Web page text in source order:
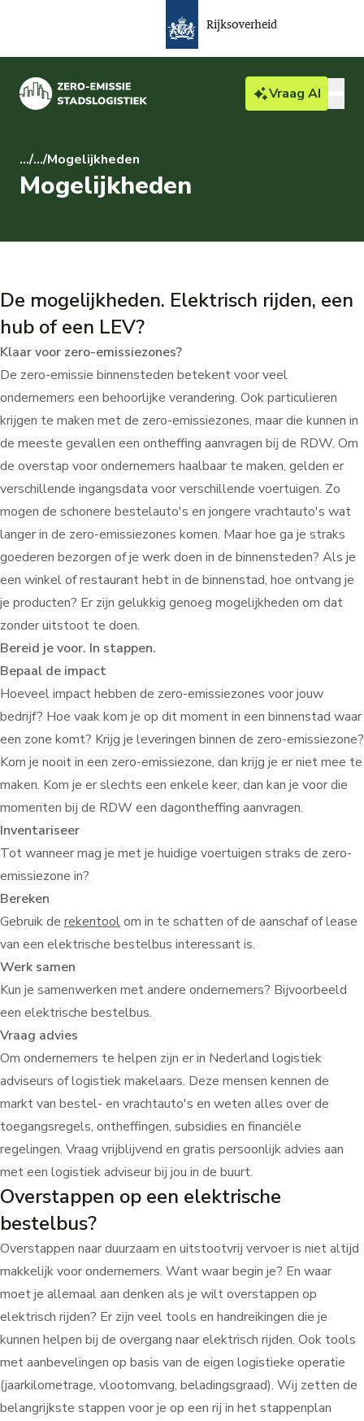
Rijksoverheid
Vraag AI
Bedrijven & particulieren
Actueel
Over ZES
.../.../Mogelijkheden
Mogelijkheden
De mogelijkheden. Elektrisch rijden, een
hub of een LEV?
Klaar voor zero-emissiezones?
De zero-emissie binnensteden betekent voor veel
ondernemers een behoorlijke verandering. Ook particulieren
krijgen te maken met de zero-emissiezones, maar die kunnen in
de meeste gevallen een ontheffing aanvragen bij de RDW. Om
de overstap voor ondernemers haalbaar te maken, gelden er
verschillende ingangsdata voor verschillende voertuigen. Zo
mogen de schonere bestelauto's en jongere vrachtauto's wat
langer in de zero-emissiezones komen. Maar hoe ga je straks
goederen bezorgen of je werk doen in de binnensteden? Als je
een winkel of restaurant hebt in de binnenstad, hoe ontvang je
je producten? Er zijn gelukkig genoeg mogelijkheden om dat
zonder uitstoot te doen.
Bereid je voor. In stappen.
Bepaal de impact
Hoeveel impact hebben de zero-emissiezones voor jouw
bedrijf? Hoe vaak kom je op dit moment in een binnenstad waar
een zone komt? Krijg je leveringen binnen de zero-emissiezone?
Kom je nooit in een zero-emissiezone, dan krijg je er niet mee te
maken. Kom je er slechts een enkele keer, dan kan je voor die
momenten bij de RDW een dagontheffing aanvragen.
Inventariseer
Tot wanneer mag je met je huidige voertuigen straks de zero-
emissiezone in?
Bereken
Gebruik de rekentoolom in te schatten of de aanschaf of lease
van een elektrische bestelbus interessant is.
Werk samen
Kun je samenwerken met andere ondernemers? Bijvoorbeeld
een elektrische bestelbus.
Vraag advies
Om ondernemers te helpen zijn er in Nederland logistiek
adviseurs of logistiek makelaars. Deze mensen kennen de
markt van bestel- en vrachtauto's en weten alles over de
toegangsregels, ontheffingen, subsidies en financiële
regelingen. Vraag vrijblijvend en gratis persoonlijk advies aan
met een logistiek adviseur bij jou in de buurt.
Overstappen op een elektrische
bestelbus?
Overstappen naar duurzaam en uitstootvrij vervoer is niet altijd
makkelijk voor ondernemers. Want waar begin je? En waar
moet je allemaal aan denken als je wilt overstappen op
elektrisch rijden? Er zijn veel tools en handreikingen die je
kunnen helpen bij de overgang naar elektrisch rijden. Ook tools
met aanbevelingen op basis van de eigen logistieke operatie
(jaarkilometrage, vlootomvang, beladingsgraad). Wij zetten de
belangrijkste stappen voor je op een rij in hetstappenplan